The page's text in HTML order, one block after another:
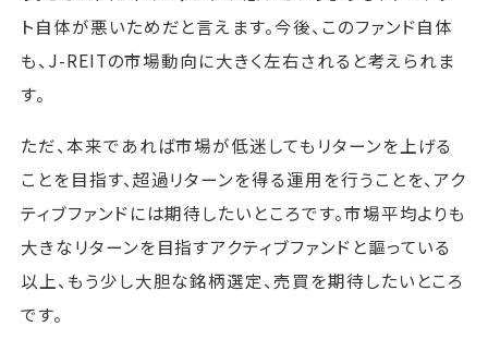
ト自体が悪いためだと言えます。今後、このファンド自体
も、J-REITの市場動向に大きく左右されると考えられま
す。
ただ、本来であれば市場が低迷してもリターンを上げる
ことを目指す、超過リターンを得る運用を行うことを、アク
ティブファンドには期待したいところです。市場平均よりも
大きなリターンを目指すアクティブファンドと謳っている
以上、もう少し大胆な銘柄選定、売買を期待したいところ
です。